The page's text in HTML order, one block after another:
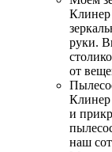
Клинер
руки.
от
Клинер
и
наш